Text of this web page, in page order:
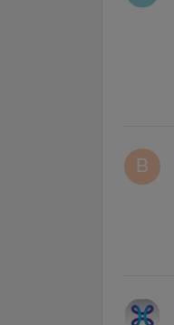
B